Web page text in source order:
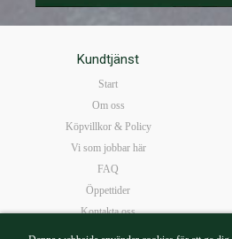
Kundtjänst
Start
Om oss
Köpvillkor & Policy
Vi som jobbar här
FAQ
Öppettider
Kontakta oss